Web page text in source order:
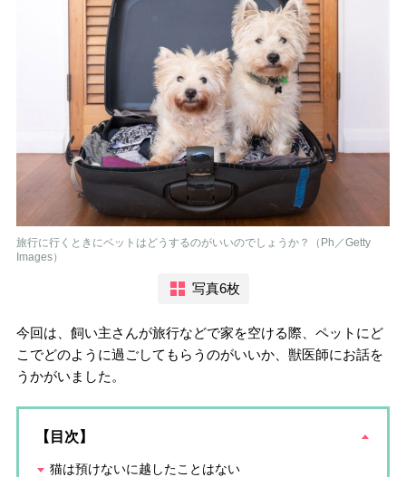
旅行に行くときにベットはどうするのがいいのでしょうか？（Ph／Getty
Images）
写真6枚
今回は、飼い主さんが旅行などで家を空ける際、ペットにど
こでどのように過ごしてもらうのがいいか、獣医師にお話を
うかがいました。
【目次】
猫は預けないに越したことはない